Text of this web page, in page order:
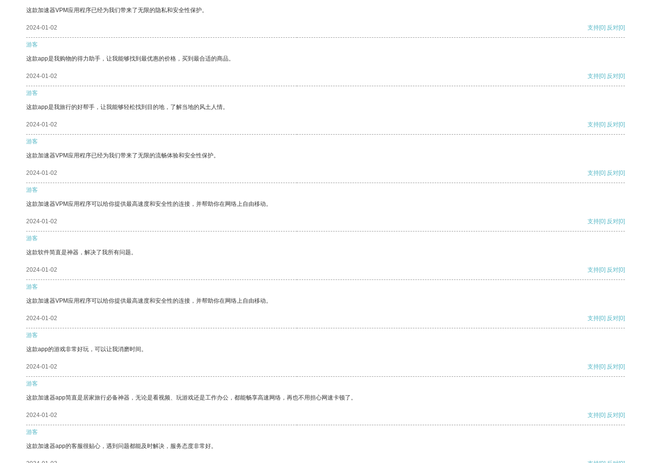
这款加速器VPM应用程序已经为我们带来了无限的隐私和安全性保护。
2024-01-02 支持[0] 反对[0]
游客
这款app是我购物的得力助手，让我能够找到最优惠的价格，买到最合适的商品。
2024-01-02 支持[0] 反对[0]
游客
这款app是我旅行的好帮手，让我能够轻松找到目的地，了解当地的风土人情。
2024-01-02 支持[0] 反对[0]
游客
这款加速器VPM应用程序已经为我们带来了无限的流畅体验和安全性保护。
2024-01-02 支持[0] 反对[0]
游客
这款加速器VPM应用程序可以给你提供最高速度和安全性的连接，并帮助你在网络上自由移动。
2024-01-02 支持[0] 反对[0]
游客
这款软件简直是神器，解决了我所有问题。
2024-01-02 支持[0] 反对[0]
游客
这款加速器VPM应用程序可以给你提供最高速度和安全性的连接，并帮助你在网络上自由移动。
2024-01-02 支持[0] 反对[0]
游客
这款app的游戏非常好玩，可以让我消磨时间。
2024-01-02 支持[0] 反对[0]
游客
这款加速器app简直是居家旅行必备神器，无论是看视频、玩游戏还是工作办公，都能畅享高速网络，再也不用担心网速卡顿了。
2024-01-02 支持[0] 反对[0]
游客
这款加速器app的客服很贴心，遇到问题都能及时解决，服务态度非常好。